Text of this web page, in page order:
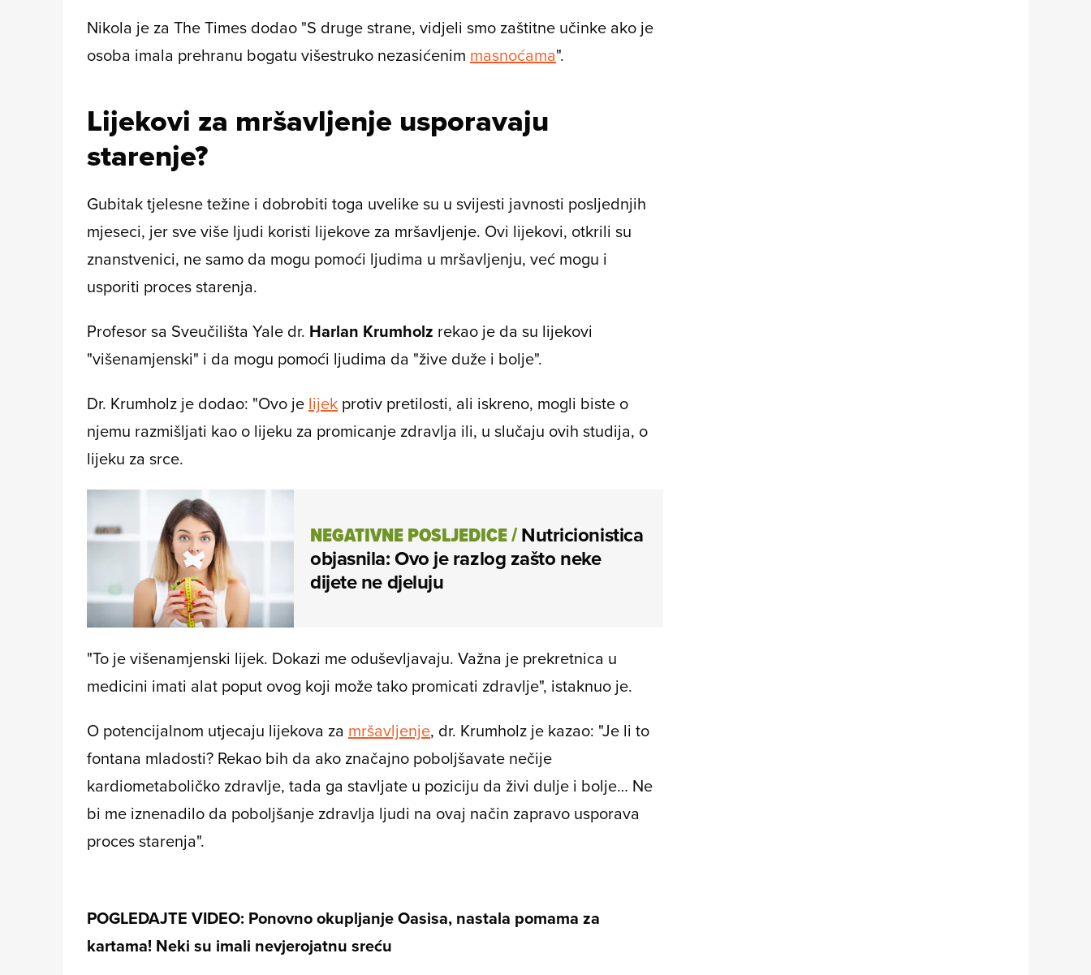
Nikola je za The Times dodao "S druge strane, vidjeli smo zaštitne učinke ako je
osoba imala prehranu bogatu višestruko nezasićenim masnoćama".
Lijekovi za mršavljenje usporavaju
starenje?
Gubitak tjelesne težine i dobrobiti toga uvelike su u svijesti javnosti posljednjih
mjeseci, jer sve više ljudi koristi lijekove za mršavljenje. Ovi lijekovi, otkrili su
znanstvenici, ne samo da mogu pomoći ljudima u mršavljenju, već mogu i
usporiti proces starenja.
Profesor sa Sveučilišta Yale dr. Harlan Krumholz rekao je da su lijekovi
"višenamjenski" i da mogu pomoći ljudima da "žive duže i bolje".
Dr. Krumholz je dodao: "Ovo je lijek protiv pretilosti, ali iskreno, mogli biste o
njemu razmišljati kao o lijeku za promicanje zdravlja ili, u slučaju ovih studija, o
lijeku za srce.
NEGATIVNE POSLJEDICE/Nutricionistica
objasnila: Ovo je razlog zašto neke
dijete ne djeluju
"To je višenamjenski lijek. Dokazi me oduševljavaju. Važna je prekretnica u
medicini imati alat poput ovog koji može tako promicati zdravlje", istaknuo je.
O potencijalnom utjecaju lijekova za mršavljenje, dr. Krumholz je kazao: "Je li to
fontana mladosti? Rekao bih da ako značajno poboljšavate nečije
kardiometaboličko zdravlje, tada ga stavljate u poziciju da živi dulje i bolje… Ne
bi me iznenadilo da poboljšanje zdravlja ljudi na ovaj način zapravo usporava
proces starenja".
POGLEDAJTE VIDEO: Ponovno okupljanje Oasisa, nastala pomama za
kartama! Neki su imali nevjerojatnu sreću